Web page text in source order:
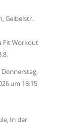
Geibelstr.
Fit Workout
Donnerstag,
um 18:15
In der